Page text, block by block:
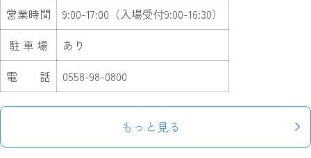
営業時間
9:00-17:00（入場受付9:00-16:30）
駐 車 場
あり
電 話
0558-98-0800
もっと見る